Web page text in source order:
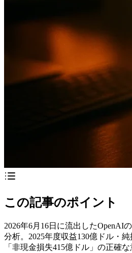
この記事のポイント
2026年6月16日に流出したOpenAI
分析。2025年度収益130億ドル・純
「非現金損失415億ドル」の正確